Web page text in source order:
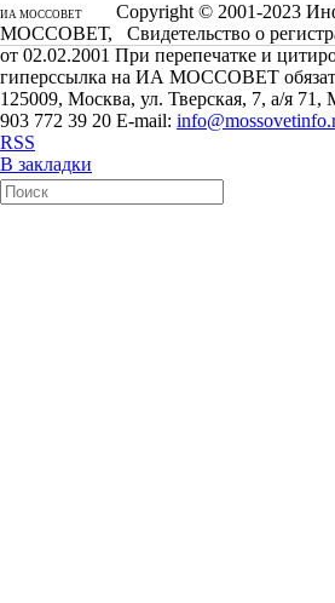
ИА МОССОВЕТ
Copyright © 2001-2023
МОССОВЕТ, Свидетельство о
от 02.02.2001 При перепечатке и
гиперссылка на ИА МОССОВЕТ
125009, Москва, ул. Тверская, 7, а/я 71,
903 772 39 20 E-mail:
RSS
В закладки